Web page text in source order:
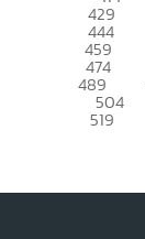
429
444
459
474
489
504
519